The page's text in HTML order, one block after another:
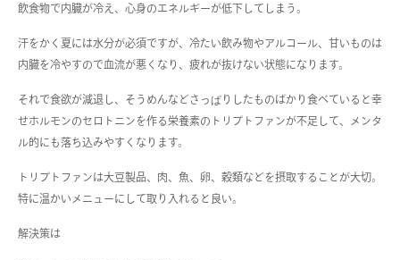
飲食物で内臓が冷え、心身のエネルギーが低下してしまう。
汗をかく夏には水分が必須ですが、冷たい飲み物やアルコール、甘いものは
内臓を冷やすので血流が悪くなり、疲れが抜けない状態になります。
それで食欲が減退し、そうめんなどさっぱりしたものばかり食べていると幸
せホルモンのセロトニンを作る栄養素のトリプトファンが不足して、メンタ
ル的にも落ち込みやすくなります。
トリプトファンは大豆製品、肉、魚、卵、穀類などを摂取することが大切。
特に温かいメニューにして取り入れると良い。
解決策は